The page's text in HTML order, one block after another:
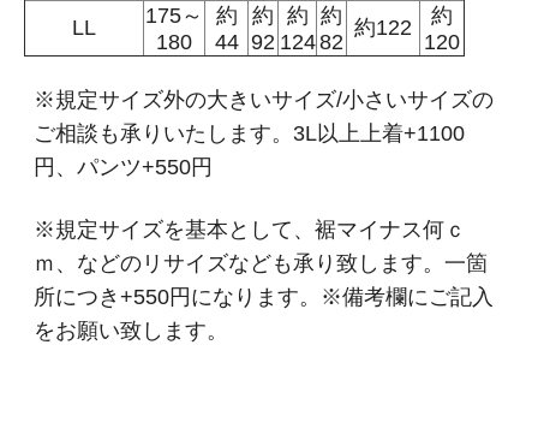
LL
175～
180
約
44
約
92
約
124
約
82
約122
約
120
※規定サイズ外の大きいサイズ/小さいサイズの
ご相談も承りいたします。3L以上上着+1100
円、パンツ+550円
※規定サイズを基本として、裾マイナス何ｃ
ｍ、などのリサイズなども承り致します。一箇
所につき+550円になります。※備考欄にご記入
をお願い致します。